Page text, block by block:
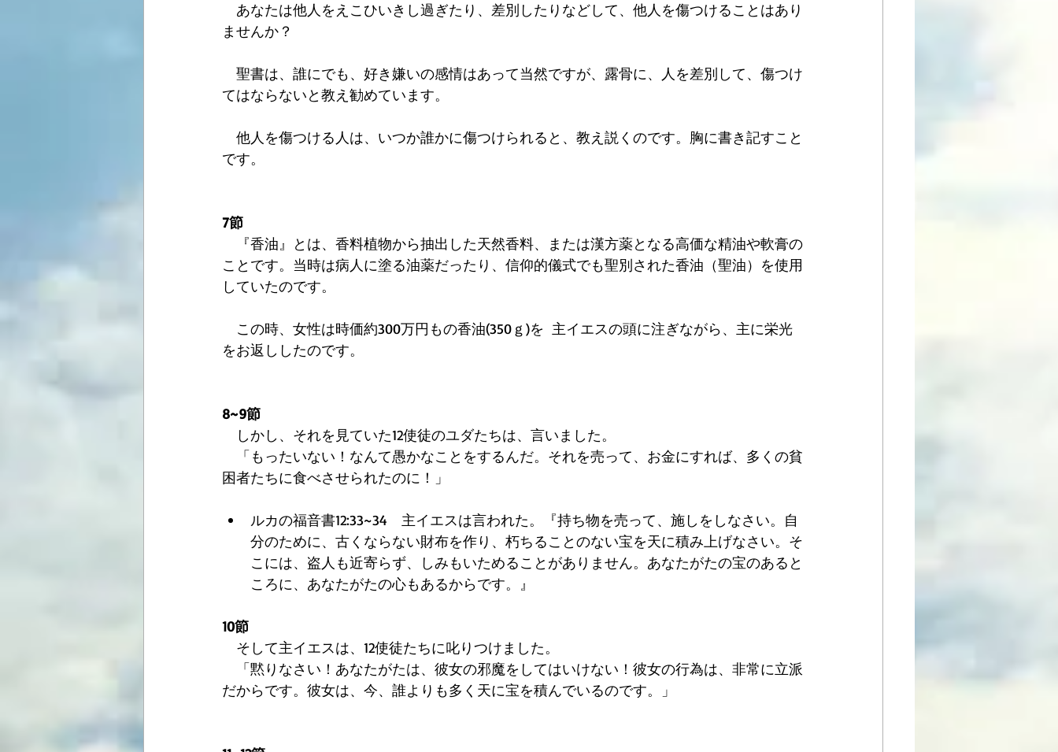
あなたは他人をえこひいきし過ぎたり、差別したりなどして、他人を傷つけることはあり
ませんか？
聖書は、誰にでも、好き嫌いの感情はあって当然ですが、露骨に、人を差別して、傷つけ
てはならないと教え勧めています。
他人を傷つける人は、いつか誰かに傷つけられると、教え説くのです。胸に書き記すこと
です。
7節
『香油』とは、香料植物から抽出した天然香料、または漢方薬となる高価な精油や軟膏の
ことです。当時は病人に塗る油薬だったり、信仰的儀式でも聖別された香油（聖油）を使用
していたのです。
この時、女性は時価約300万円もの香油(350ｇ)を  主イエスの頭に注ぎながら、主に栄光
をお返ししたのです。
8~9節
しかし、それを見ていた12使徒のユダたちは、言いました。
「もったいない！なんて愚かなことをするんだ。それを売って、お金にすれば、多くの貧
困者たちに食べさせられたのに！」
ルカの福音書12:33~34　主イエスは言われた。『持ち物を売って、施しをしなさい。自
分のために、古くならない財布を作り、朽ちることのない宝を天に積み上げなさい。そ
こには、盗人も近寄らず、しみもいためることがありません。あなたがたの宝のあると
ころに、あなたがたの心もあるからです。』
10節
そして主イエスは、12使徒たちに叱りつけました。
「黙りなさい！あなたがたは、彼女の邪魔をしてはいけない！彼女の行為は、非常に立派
だからです。彼女は、今、誰よりも多く天に宝を積んでいるのです。」